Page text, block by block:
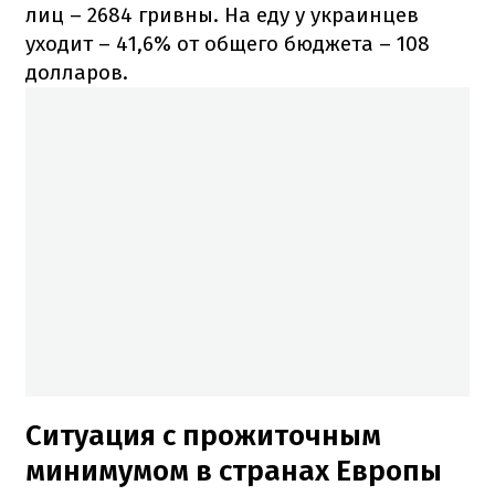
лиц – 2684 гривны. На еду у украинцев
уходит – 41,6% от общего бюджета – 108
долларов.
Ситуация с прожиточным
минимумом в странах Европы